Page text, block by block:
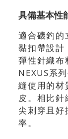
具備基本性
適合磯釣的
黏扣帶設計
彈性針織布
NEXUS系
縫使用的材
皮。相比
尖刺穿且好
率。